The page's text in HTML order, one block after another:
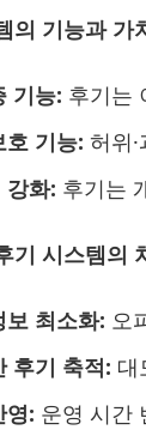
의 기능과 가
기능: 후기는
호 기능: 허위
강화: 후기는
기 시스템의
보 최소화: 오
후기 축적: 대
영: 운영 시간